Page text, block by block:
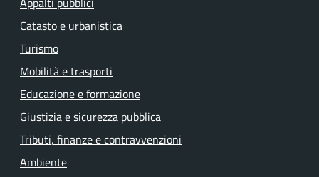
Catasto e urbanistica
Turismo
Mobilità e trasporti
Educazione e formazione
Giustizia e sicurezza pubblica
Tributi, finanze e contravvenzioni
Ambiente